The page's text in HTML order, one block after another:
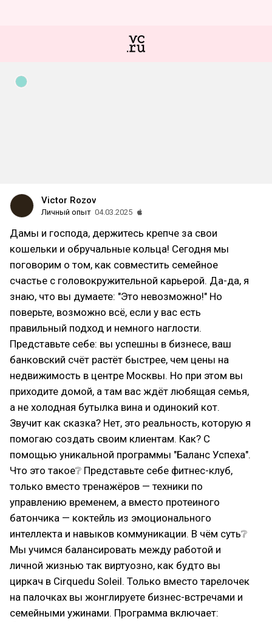
Victor Rozov
Личный опыт 04.03.2025
Дамы и господа, держитесь крепче за свои
кошельки и обручальные кольца! Сегодня мы
поговорим о том, как совместить семейное
счастье с головокружительной карьерой. Да-да, я
знаю, что вы думаете: "Это невозможно!" Но
поверьте, возможно всё, если у вас есть
правильный подход и немного наглости.
Представьте себе: вы успешны в бизнесе, ваш
банковский счёт растёт быстрее, чем цены на
недвижимость в центре Москвы. Но при этом вы
приходите домой, а там вас ждёт любящая семья,
а не холодная бутылка вина и одинокий кот.
Звучит как сказка? Нет, это реальность, которую я
помогаю создать своим клиентам. Как? С
помощью уникальной программы "Баланс Успеха".
Что это такое❔ Представьте себе фитнес-клуб,
только вместо тренажёров — техники по
управлению временем, а вместо протеиного
батончика — коктейль из эмоционального
интеллекта и навыков коммуникации. В чём суть❔
Мы учимся балансировать между работой и
личной жизнью так виртуозно, как будто вы
циркач в Cirquedu Soleil. Только вместо тарелочек
на палочках вы жонглируете бизнес-встречами и
семейными ужинами. Программа включает: